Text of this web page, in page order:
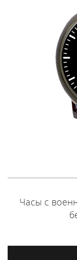
Часы с